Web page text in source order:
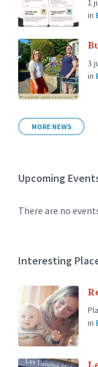
1
in
3
in
MORE NEWS
Upcoming
There are no
Interesting
in